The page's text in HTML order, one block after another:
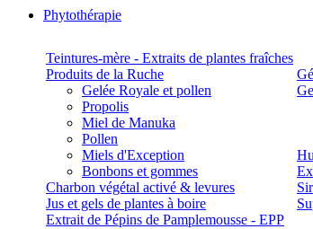
Phytothérapie
Teintures-mère - Extraits de plantes fraîches
Produits de la Ruche
Gelée Royale et pollen
Propolis
Miel de Manuka
Pollen
Miels d'Exception
Bonbons et gommes
Charbon végétal activé & levures
Jus et gels de plantes à boire
Extrait de Pépins de Pamplemousse - EPP